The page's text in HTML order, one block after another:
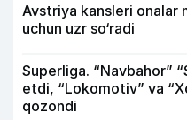
Avstriya kansleri onalar
uchun uzr so‘radi
Superliga. “Navbahor”
etdi, “Lokomotiv” va
qozondi